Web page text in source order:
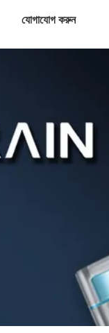
যোগাযোগ করুন